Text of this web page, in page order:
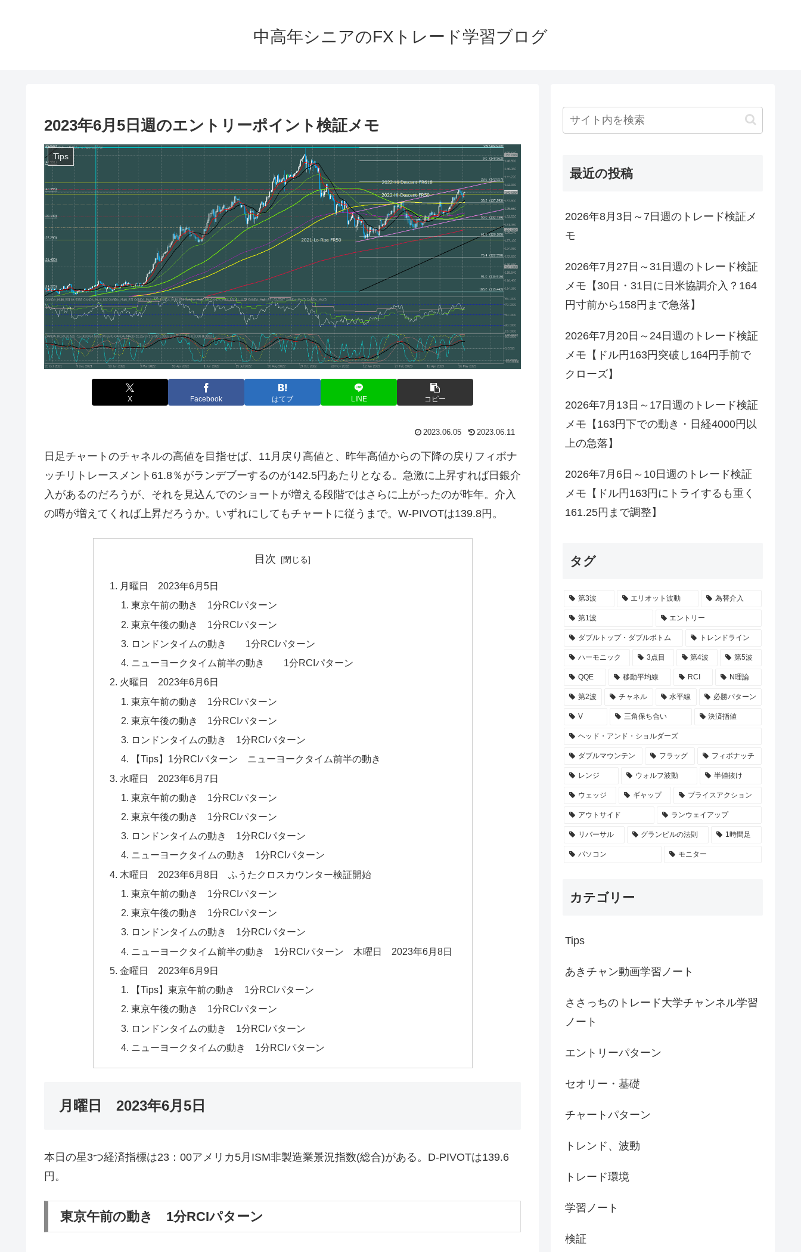
中高年シニアのFXトレード学習ブログ
2023年6月5日週のエントリーポイント検証メモ
Tips
X Facebook はてブ LINE コピー
2023.06.05 2023.06.11
日足チャートのチャネルの高値を目指せば、11月戻り高値と、昨年高値からの下降の戻りフィボナ
ッチリトレースメント61.8％がランデブーするのが142.5円あたりとなる。急激に上昇すれば日銀介
入があるのだろうが、それを見込んでのショートが増える段階ではさらに上がったのが昨年。介入
の噂が増えてくれば上昇だろうか。いずれにしてもチャートに従うまで。W-PIVOTは139.8円。
目次
月曜日 2023年6月5日
東京午前の動き 1分RCIパターン
東京午後の動き 1分RCIパターン
ロンドンタイムの動き 1分RCIパターン
ニューヨークタイム前半の動き 1分RCIパターン
火曜日 2023年6月6日
東京午前の動き 1分RCIパターン
東京午後の動き 1分RCIパターン
ロンドンタイムの動き 1分RCIパターン
【Tips】1分RCIパターン ニューヨークタイム前半の動き
水曜日 2023年6月7日
東京午前の動き 1分RCIパターン
東京午後の動き 1分RCIパターン
ロンドンタイムの動き 1分RCIパターン
ニューヨークタイムの動き 1分RCIパターン
木曜日 2023年6月8日 ふうたクロスカウンター検証開始
東京午前の動き 1分RCIパターン
東京午後の動き 1分RCIパターン
ロンドンタイムの動き 1分RCIパターン
ニューヨークタイム前半の動き 1分RCIパターン 木曜日 2023年6月8日
金曜日 2023年6月9日
【Tips】東京午前の動き 1分RCIパターン
東京午後の動き 1分RCIパターン
ロンドンタイムの動き 1分RCIパターン
ニューヨークタイムの動き 1分RCIパターン
月曜日 2023年6月5日
本日の星3つ経済指標は23：00アメリカ5月ISM非製造業景況指数(総合)がある。D-PIVOTは139.6
円。
東京午前の動き 1分RCIパターン
最近の投稿
2026年8月3日～7日週のトレード検証メ
モ
2026年7月27日～31日週のトレード検証
メモ【30日・31日に日米協調介入？164
円寸前から158円まで急落】
2026年7月20日～24日週のトレード検証
メモ【ドル円163円突破し164円手前で
クローズ】
2026年7月13日～17日週のトレード検証
メモ【163円下での動き・日経4000円以
上の急落】
2026年7月6日～10日週のトレード検証
メモ【ドル円163円にトライするも重く
161.25円まで調整】
タグ
第3波 エリオット波動 為替介入
第1波 エントリー
ダブルトップ・ダブルボトム トレンドライン
ハーモニック 3点目 第4波 第5波
QQE 移動平均線 RCI N理論
第2波 チャネル 水平線 必勝パターン
V 三角保ち合い 決済指値
ヘッド・アンド・ショルダーズ
ダブルマウンテン フラッグ フィボナッチ
レンジ ウォルフ波動 半値抜け
ウェッジ ギャップ プライスアクション
アウトサイド ランウェイアップ
リバーサル グランビルの法則 1時間足
パソコン モニター
カテゴリー
Tips
あきチャン動画学習ノート
ささっちのトレード大学チャンネル学習
ノート
エントリーパターン
セオリー・基礎
チャートパターン
トレンド、波動
トレード環境
学習ノート
検証